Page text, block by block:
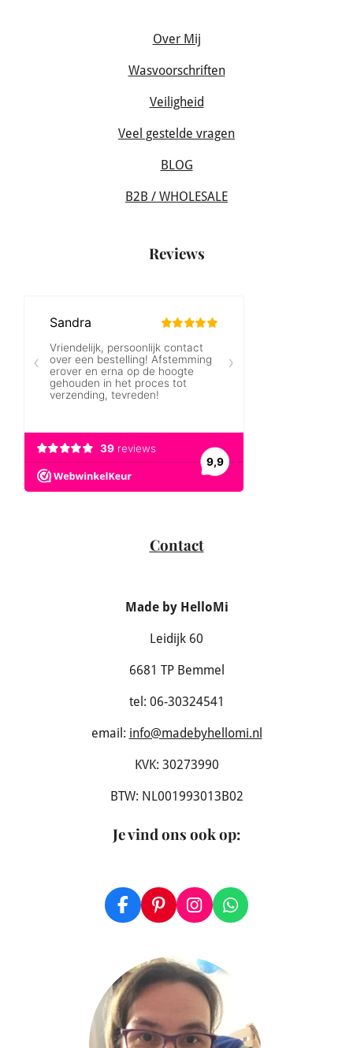
Over Mij
Wasvoorschriften
Veiligheid
Veel gestelde vragen
BLOG
B2B / WHOLESALE
Reviews
Contact
Made by HelloMi
Leidijk 60
6681 TP Bemmel
tel: 06-30324541
email: info@madebyhellomi.nl
KVK: 30273990
BTW: NL001993013B02
Je vind ons ook op:
F
a
b
o
o
k
P
i
t
r
s
t
I
n
t
a
g
a
m
W
h